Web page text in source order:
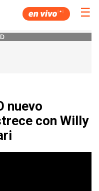
☰
nuevo
con Willy